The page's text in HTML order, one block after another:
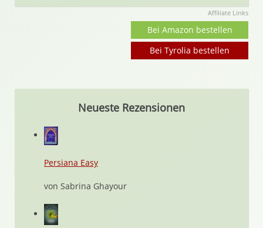
Affiliate Links
Bei Amazon bestellen
Bei Tyrolia bestellen
Neueste Rezensionen
Persiana Easy
von Sabrina Ghayour